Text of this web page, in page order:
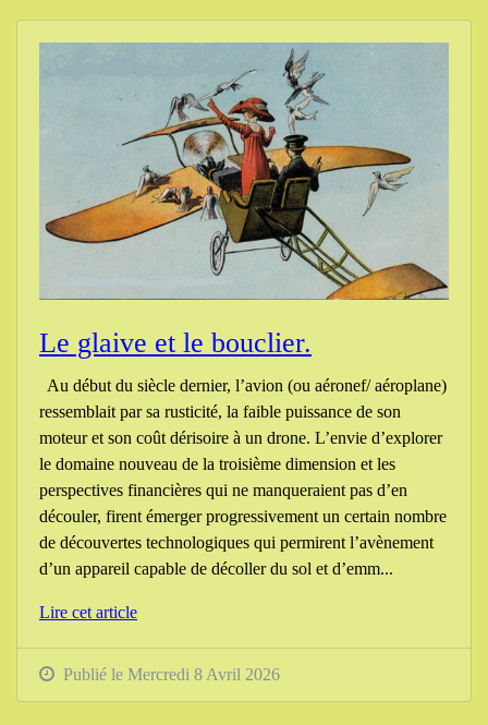
Le glaive et le bouclier.
Au début du siècle dernier, l’avion (ou aéronef/ aéroplane)
ressemblait par sa rusticité, la faible puissance de son
moteur et son coût dérisoire à un drone. L’envie d’explorer
le domaine nouveau de la troisième dimension et les
perspectives financières qui ne manqueraient pas d’en
découler, firent émerger progressivement un certain nombre
de découvertes technologiques qui permirent l’avènement
d’un appareil capable de décoller du sol et d’emm...
Lire cet article
Publié le Mercredi 8 Avril 2026